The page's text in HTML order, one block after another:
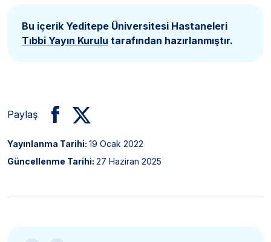
Bu içerik Yeditepe Üniversitesi Hastaneleri
Tıbbi Yayın Kurulu tarafından hazırlanmıştır.
Paylaş
Yayınlanma Tarihi: 19 Ocak 2022
Güncellenme Tarihi: 27 Haziran 2025